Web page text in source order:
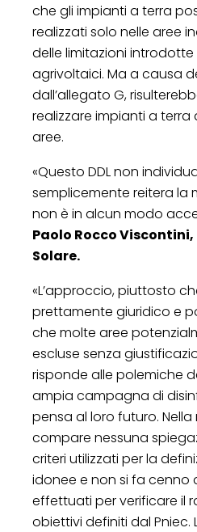
che gli impianti a terra
realizzati solo nelle aree
delle limitazioni
agrivoltaici. Ma a causa
dall’allegato G,
realizzare impianti a terra
aree.
«Questo DDL non
semplicemente reitera la
non è in alcun modo
Paolo Rocco
Solare.
«L’approccio, piuttosto
prettamente giuridico e
che molte aree
escluse senza
risponde alle polemiche
ampia campagna di
pensa al loro futuro.
compare nessuna
criteri utilizzati per la
idonee e non si fa cenno
effettuati per verificare il
obiettivi definiti dal